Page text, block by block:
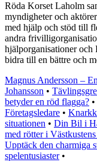
Röda Korset Laholm
myndigheter och
med hjälp och stöd till
andra
hjälporganisationer och
bidra till en bättre och
Magnus Andersson –
Johansson •
betyder en röd flagga? •
Företagsledare •
situationen • Din Bil i
med rötter i
Upptäck den charmiga
spelentusiaster•